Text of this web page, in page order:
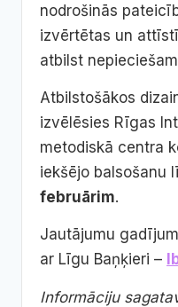
nodrošinās
izvērtētas un
atbilst
Atbilstošākos
izvēlēsies Rīgas
metodiskā centra
iekšējo balsošanu
februārim.
Jautājumu
ar Līgu Baņķieri –
Informāciju